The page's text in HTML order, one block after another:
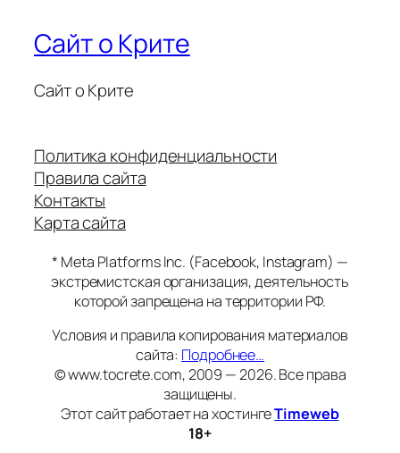
Сайт о Крите
Сайт о Крите
Политика конфиденциальности
Правила сайта
Контакты
Карта сайта
* Meta Platforms Inc. (Facebook, Instagram) —
экстремистская организация, деятельность
которой запрещена на территории РФ.
Условия и правила копирования материалов
сайта: Подробнее…
© www.tocrete.com, 2009 — 2026. Все права
защищены.
Этот сайт работает на хостингеTimeweb
18+